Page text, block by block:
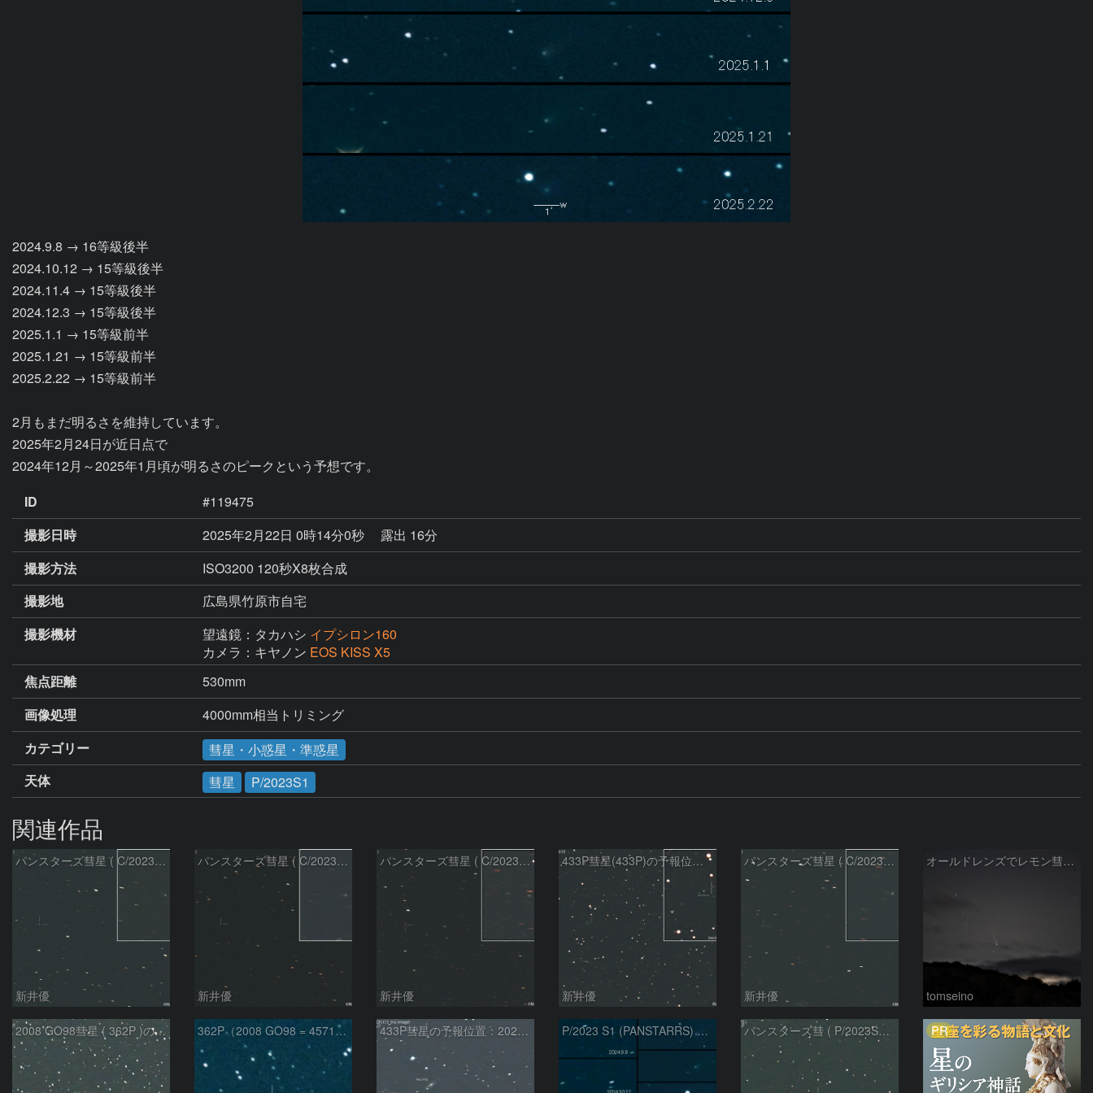
2024.9.8 → 16等級後半
2024.10.12 → 15等級後半
2024.11.4 → 15等級後半
2024.12.3 → 15等級後半
2025.1.1 → 15等級前半
2025.1.21 → 15等級前半
2025.2.22 → 15等級前半
2月もまだ明るさを維持しています。
2025年2月24日が近日点で
2024年12月～2025年1月頃が明るさのピークという予想です。
ID
#119475
撮影日時
2025年2月22日 0時14分0秒
露出 16分
撮影方法
ISO3200 120秒X8枚合成
撮影地
広島県竹原市自宅
撮影機材
望遠鏡：タカハシ イプシロン160
カメラ：キヤノン EOS KISS X5
焦点距離
530mm
画像処理
4000mm相当トリミング
カテゴリー
彗星・小惑星・準惑星
天体
彗星 P/2023S1
関連作品
パンスターズ彗星 ( C/2023R1 )：2026/07/09
新井優
パンスターズ彗星 ( C/2023R1 ) ：2026/07/08
新井優
パンスターズ彗星 ( C/2023R1 ) ：2026/05/20
新井優
433P彗星(433P)の予報位置：2026/05/30
新井優
パンスターズ彗星 ( C/2023R1 ) ：2026/05/30
新井優
オールドレンズでレモン彗星11/9
tomseino
2008 GO98彗星 ( 362P )の予報位置：2025/09/25 362P（2008 GO98 = 457175） 433P彗星の予報位置：2025/05/04 P/2023 S1 (PANSTARRS) の変化 パンスターズ彗 ( P/2023S1 ）：2025/04/4 PR